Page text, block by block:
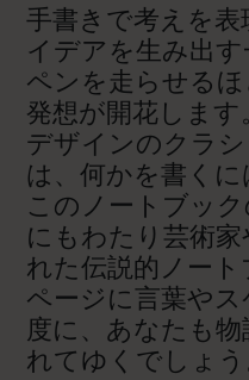
手書きで考えを
イデアを生み出す
ペンを走らせる
発想が開花しま
デザインのクラ
は、何かを書くに
このノートブッ
にもわたり芸術
れた伝説的ノート
ページに言葉や
度に、あなたも
れてゆくでしょう